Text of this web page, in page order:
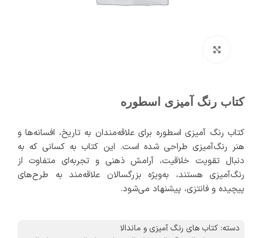
کتاب رنگ آمیزی اسطوره
کتاب رنگ آمیزی اسطوره برای علاقه‌مندان به تاریخ، افسانه‌ها و
هنر رنگ‌آمیزی طراحی شده است. این کتاب به کسانی که به
دنبال تقویت خلاقیت، آرامش ذهنی و تجربه‌ای متفاوت از
رنگ‌آمیزی هستند، به‌ویژه بزرگسالان علاقه‌مند به طرح‌های
پیچیده و فانتزی، پیشنهاد می‌شود.
دسته: کتاب های رنگ آمیزی و ماندالا